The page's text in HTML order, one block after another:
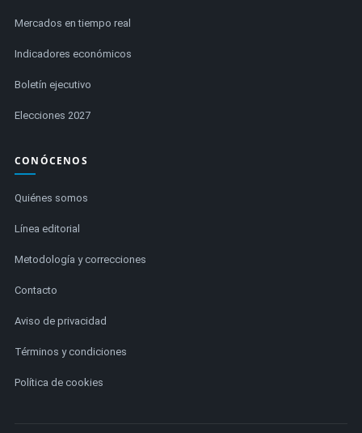
Mercados en tiempo real
Indicadores económicos
Boletín ejecutivo
Elecciones 2027
CONÓCENOS
Quiénes somos
Línea editorial
Metodología y correcciones
Contacto
Aviso de privacidad
Términos y condiciones
Política de cookies